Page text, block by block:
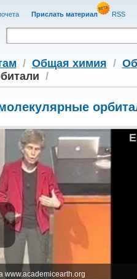
Прислать материал RSS
/ Общая химия /
/
www.academicearth.org